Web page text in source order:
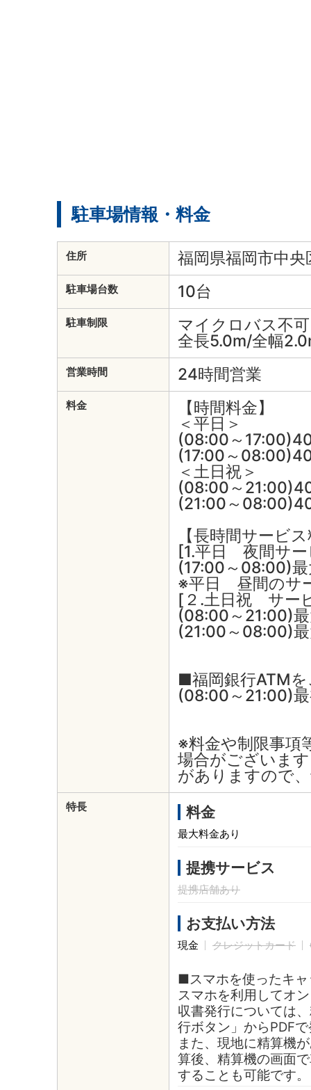
駐車場情報・料金
住所 福岡県福岡市中
駐車場台数 10台
駐車制限
マイクロバス不
全長5.0m/全幅
営業時間 24時間営業
料金
【時間料金】
＜平日＞
(08:00～
(17:00～
＜土日祝＞
(08:00～
(21:00～
【長時間サービ
[1.平日 夜間サ
(17:00～08:00)
※平日 昼間のサ
[２.土日祝 サー
(08:00～21:00)
(21:00～08:00)
■福岡銀行ATM
(08:00～21:00)
※料金や制限事項
場合がございま
がありますので
特長 料金
最大料金あり
提携サービス
提携店舗あり
お支払い方法
現金 クレジットカード
■スマホを使ったキ
スマホを利用してオ
収書発行については
行ボタン」からPDF
また、現地に精算機
算後、精算機の画面
することも可能です。